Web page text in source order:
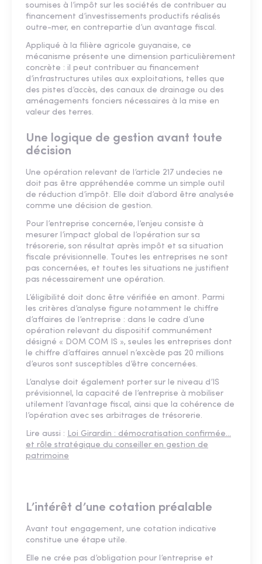
soumises à l’impôt sur les sociétés de contribuer au
financement d’investissements productifs réalisés
outre-mer, en contrepartie d’un avantage fiscal.
Appliqué à la filière agricole guyanaise, ce
mécanisme présente une dimension particulièrement
concrète : il peut contribuer au financement
d’infrastructures utiles aux exploitations, telles que
des pistes d’accès, des canaux de drainage ou des
aménagements fonciers nécessaires à la mise en
valeur des terres.
Une logique de gestion avant toute
décision
Une opération relevant de l’article 217 undecies ne
doit pas être appréhendée comme un simple outil
de réduction d’impôt. Elle doit d’abord être analysée
comme une décision de gestion.
Pour l’entreprise concernée, l’enjeu consiste à
mesurer l’impact global de l’opération sur sa
trésorerie, son résultat après impôt et sa situation
fiscale prévisionnelle. Toutes les entreprises ne sont
pas concernées, et toutes les situations ne justifient
pas nécessairement une opération.
L’éligibilité doit donc être vérifiée en amont. Parmi
les critères d’analyse figure notamment le chiffre
d’affaires de l’entreprise : dans le cadre d’une
opération relevant du dispositif communément
désigné « DOM COM IS », seules les entreprises dont
le chiffre d’affaires annuel n’excède pas 20 millions
d’euros sont susceptibles d’être concernées.
L’analyse doit également porter sur le niveau d’IS
prévisionnel, la capacité de l’entreprise à mobiliser
utilement l’avantage fiscal, ainsi que la cohérence de
l’opération avec ses arbitrages de trésorerie.
Lire aussi : Loi Girardin : démocratisation confirmée…
et rôle stratégique du conseiller en gestion de
patrimoine
L’intérêt d’une cotation préalable
Avant tout engagement, une cotation indicative
constitue une étape utile.
Elle ne crée pas d’obligation pour l’entreprise et